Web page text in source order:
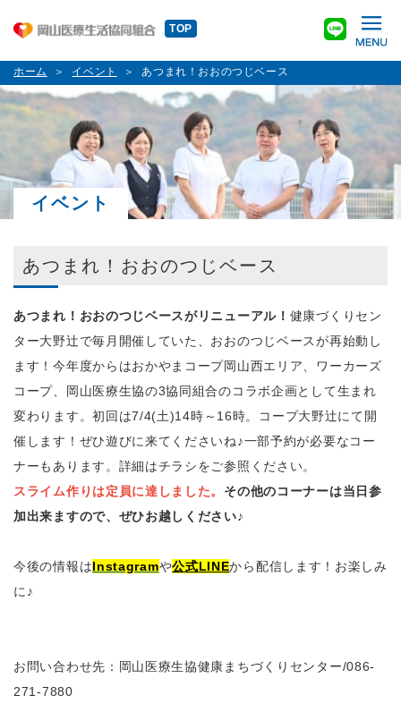
TOP
ホーム イベント あつまれ！おおのつじベース
イベント
あつまれ！おおのつじベース
あつまれ！おおのつじベースがリニューアル！ 健康づくりセン
ター大野辻で毎月開催していた、おおのつじベースが再始動し
ます！今年度からはおかやまコープ岡山西エリア、ワーカーズ
コープ、岡山医療生協の3協同組合のコラボ企画として生まれ
変わります。初回は7/4(土)14時～16時。コープ大野辻にて開
催します！ぜひ遊びに来てくださいね♪一部予約が必要なコー
ナーもあります。詳細はチラシをご参照ください。
スライム作りは定員に達しました。 その他のコーナーは当日参
加出来ますので、ぜひお越しください♪
今後の情報はInstagramや公式LINEから配信します！お楽しみ
に♪
お問い合わせ先：岡山医療生協健康まちづくりセンター/086-
271-7880